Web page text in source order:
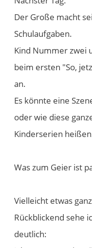
Der Große macht
Schulaufgaben.
Kind Nummer zwei
beim ersten "So,
an.
Es könnte eine
oder wie diese
Kinderserien
Was zum Geier ist
Vielleicht etwas
Rückblickend sehe
deutlich: